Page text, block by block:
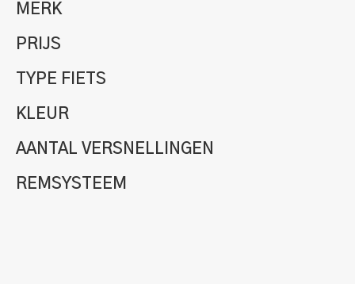
MERK
PRIJS
TYPE FIETS
KLEUR
AANTAL VERSNELLINGEN
REMSYSTEEM